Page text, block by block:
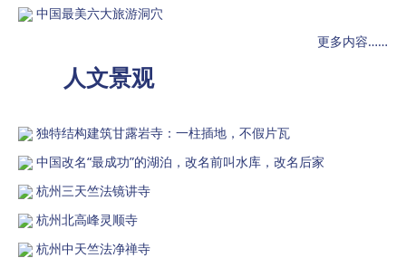
中国最美六大旅游洞穴
更多内容……
人文景观
独特结构建筑甘露岩寺：一柱插地，不假片瓦
中国改名“最成功”的湖泊，改名前叫水库，改名后家
杭州三天竺法镜讲寺
杭州北高峰灵顺寺
杭州中天竺法净禅寺